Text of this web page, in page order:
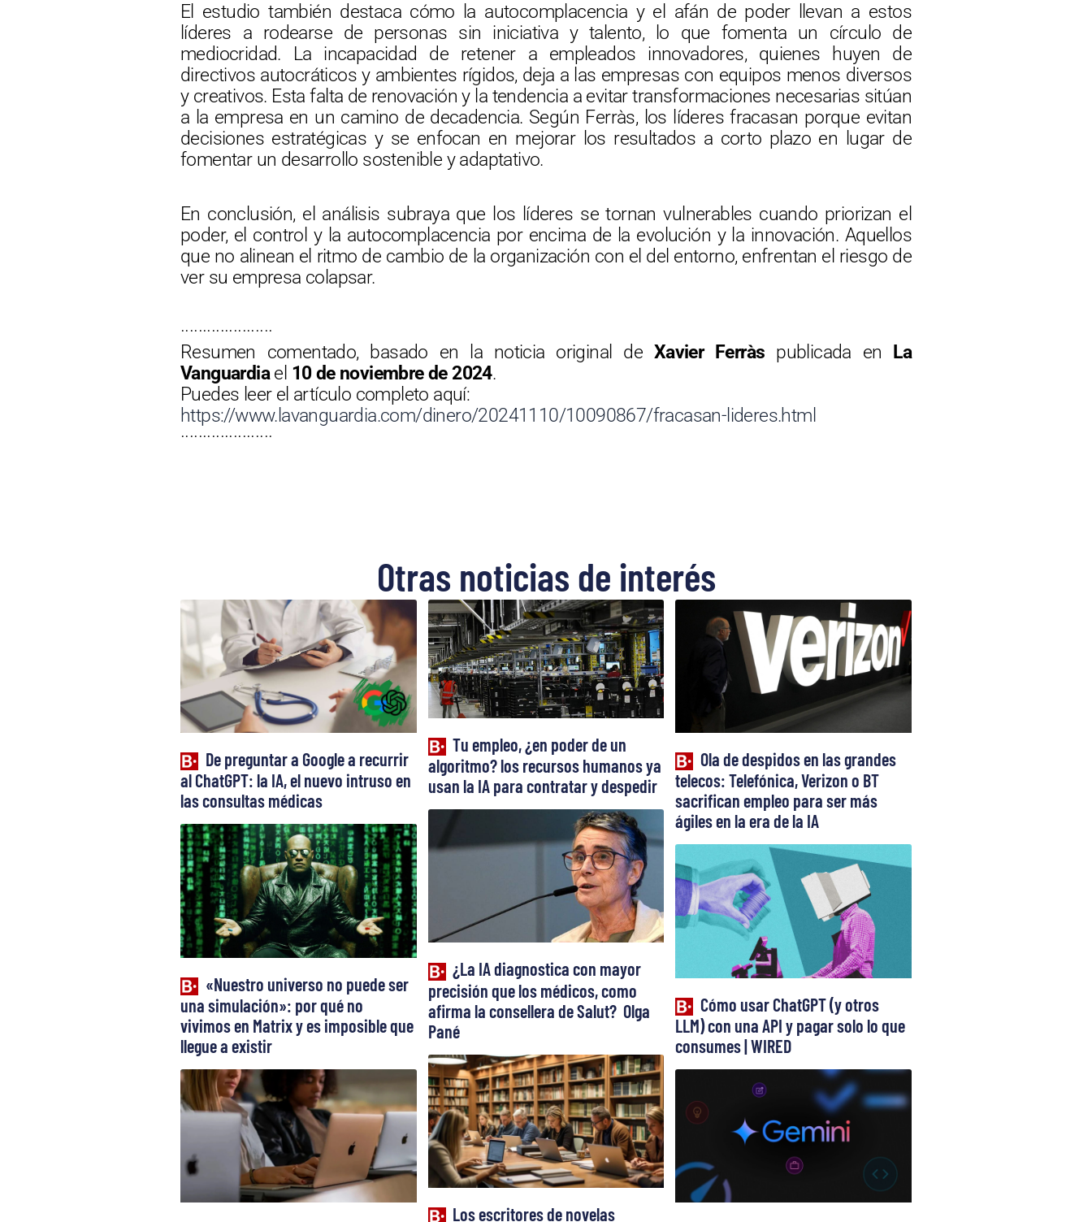
El estudio también destaca cómo la autocomplacencia y el afán de poder llevan a estos
líderes a rodearse de personas sin iniciativa y talento, lo que fomenta un círculo de
mediocridad. La incapacidad de retener a empleados innovadores, quienes huyen de
directivos autocráticos y ambientes rígidos, deja a las empresas con equipos menos diversos
y creativos. Esta falta de renovación y la tendencia a evitar transformaciones necesarias sitúan
a la empresa en un camino de decadencia. Según Ferràs, los líderes fracasan porque evitan
decisiones estratégicas y se enfocan en mejorar los resultados a corto plazo en lugar de
fomentar un desarrollo sostenible y adaptativo.
En conclusión, el análisis subraya que los líderes se tornan vulnerables cuando priorizan el
poder, el control y la autocomplacencia por encima de la evolución y la innovación. Aquellos
que no alinean el ritmo de cambio de la organización con el del entorno, enfrentan el riesgo de
ver su empresa colapsar.
·····················
Resumen comentado, basado en la noticia original de Xavier Ferràs publicada en La
Vanguardiael 10 de noviembre de 2024.
Puedes leer el artículo completo aquí:
https://www.lavanguardia.com/dinero/20241110/10090867/fracasan-lideres.html
·····················
Otras noticias de interés
De preguntar a Google a recurrir
al ChatGPT: la IA, el nuevo intruso en
las consultas médicas
Tu empleo, ¿en poder de un
algoritmo? los recursos humanos ya
usan la IA para contratar y despedir
Ola de despidos en las grandes
telecos: Telefónica, Verizon o BT
sacrifican empleo para ser más
ágiles en la era de la IA
«Nuestro universo no puede ser
una simulación»: por qué no
vivimos en Matrix y es imposible que
llegue a existir
¿La IA diagnostica con mayor
precisión que los médicos, como
afirma la consellera de Salut? Olga
Pané
Cómo usar ChatGPT (y otros
LLM) con una API y pagar solo lo que
consumes | WIRED
Los escritores de novelas